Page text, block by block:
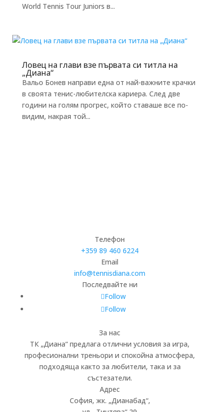
World Tennis Tour Juniors в...
Ловец на глави взе първата си титла на
„Диана“
Вальо Бонев направи една от най-важните крачки
в своята тенис-любителска кариера. След две
години на голям прогрес, който ставаше все по-
видим, накрая той...
Телефон
+359 89 460 6224­
Email
info@tennisdiana.com
Последвайте ни
Follow
Follow
За нас
ТК „Диана“ предлага отлични условия за игра,
професионални треньори и спокойна атмосфера,
подходяща както за любители, така и за
състезатели.
Адрес
София, жк. „Дианабад“,